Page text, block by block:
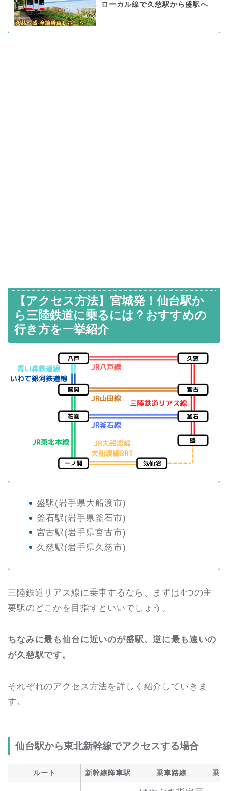
ローカル線で久慈駅から盛駅へ
【アクセス方法】宮城発！仙台駅か
ら三陸鉄道に乗るには？おすすめの
行き方を一挙紹介
盛駅(岩手県大船渡市)
釜石駅(岩手県釜石市)
宮古駅(岩手県宮古市)
久慈駅(岩手県久慈市)
三陸鉄道リアス線に乗車するなら、まずは4つの主
要駅のどこかを目指すといいでしょう。
ちなみに最も仙台に近いのが盛駅、逆に最も遠いの
が久慈駅です。
それぞれのアクセス方法を詳しく紹介していきま
す。
仙台駅から東北新幹線でアクセスする場合
ルート 新幹線降車駅 乗車路線 乗